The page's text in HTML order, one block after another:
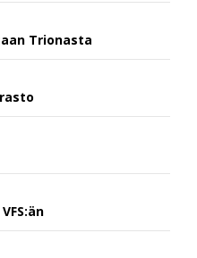
Trionasta